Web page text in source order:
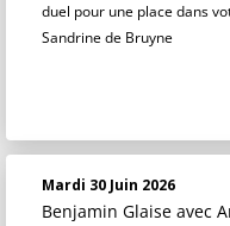
duel pour une place dans
Sandrine de Bruyne
Mardi 30 Juin 2026
Benjamin Glaise avec